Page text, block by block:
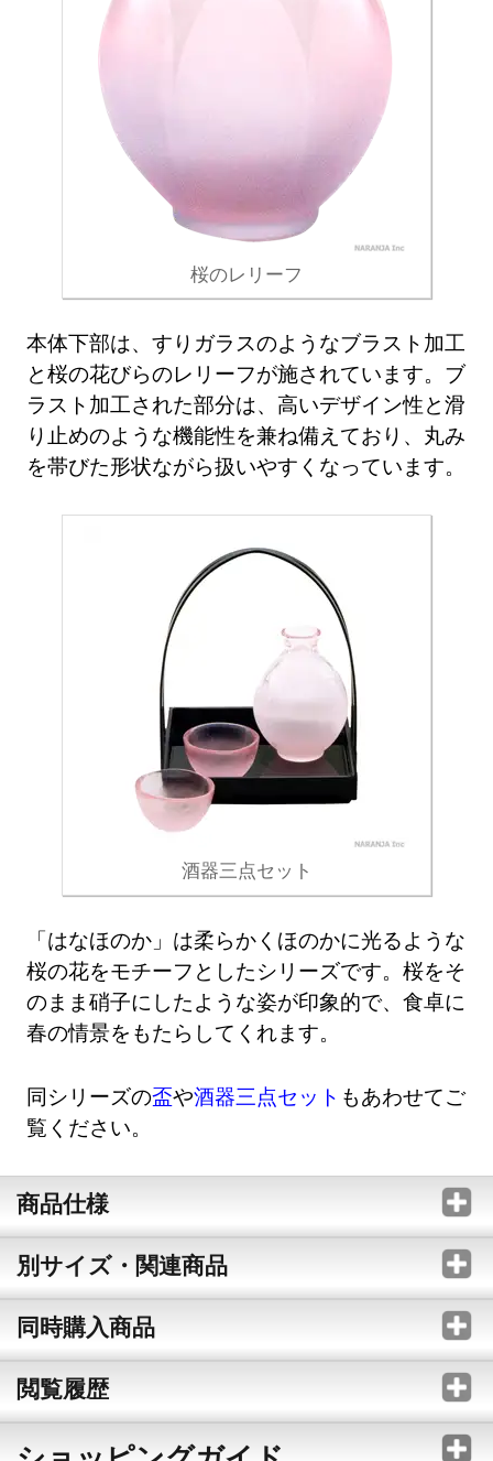
桜のレリーフ
本体下部は、すりガラスのようなブラスト加工
と桜の花びらのレリーフが施されています。ブ
ラスト加工された部分は、高いデザイン性と滑
り止めのような機能性を兼ね備えており、丸み
を帯びた形状ながら扱いやすくなっています。
酒器三点セット
「はなほのか」は柔らかくほのかに光るような
桜の花をモチーフとしたシリーズです。桜をそ
のまま硝子にしたような姿が印象的で、食卓に
春の情景をもたらしてくれます。
同シリーズの盃や酒器三点セット もあわせてご
覧ください。
商品仕様
別サイズ・関連商品
同時購入商品
閲覧履歴